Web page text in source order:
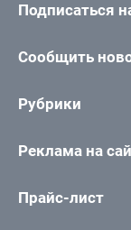
Подписаться
Сообщить
Рубрики
Реклама на
Прайс-лист